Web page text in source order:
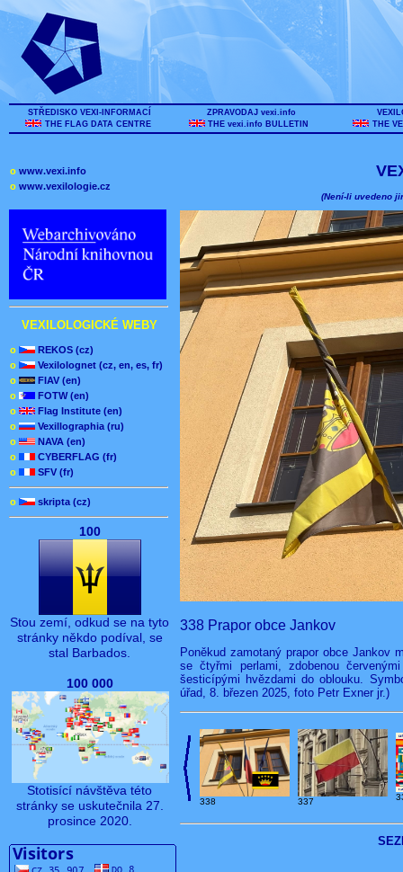
STŘEDISKO VEXI-INFORMACÍ
THE FLAG DATA CENTRE
ZPRAVODAJ vexi.info
THE vexi.info BULLETIN
THE
o www.vexi.info
o www.vexilologie.cz
VEXILOLOGICKÉ WEBY
o
REKOS (cz)
o
Vexilolognet (cz, en, es, fr)
o
FIAV (en)
o
FOTW (en)
o
Flag Institute (en)
o
Vexillographia (ru)
o
NAVA (en)
o
CYBERFLAG (fr)
o
SFV (fr)
o skripta (cz)
100
Stou zemí, odkud se na tyto
stránky někdo podíval, se
stal Barbados.
100 000
Stotisící návštěva této
stránky se uskutečnila 27.
prosince 2020.
(Není-li uvedeno
338 Prapor obce Jankov
Poněkud zamotaný prapor obce Jankov
se čtyřmi perlami, zdobenou
šesticípými hvězdami do oblouku.
úřad, 8. březen 2025, foto Petr Exner jr.)
338 337